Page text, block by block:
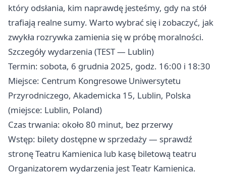
który odsłania, kim naprawdę jesteśmy, gdy na stół
trafiają realne sumy. Warto wybrać się i zobaczyć, jak
zwykła rozrywka zamienia się w próbę moralności.
Szczegóły wydarzenia (TEST — Lublin)
Termin: sobota, 6 grudnia 2025, godz. 16:00 i 18:30
Miejsce: Centrum Kongresowe Uniwersytetu
Przyrodniczego, Akademicka 15, Lublin, Polska
(miejsce: Lublin, Poland)
Czas trwania: około 80 minut, bez przerwy
Wstęp: bilety dostępne w sprzedaży — sprawdź
stronę Teatru Kamienica lub kasę biletową teatru
Organizatorem wydarzenia jest Teatr Kamienica.